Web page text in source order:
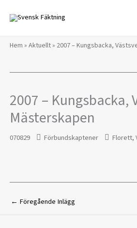
innehåll
Hem » Aktuellt» 2007 – Kungsbacka,
2007 – Kungsbacka,
Mästerskapen
070829 Förbundskaptener Florett,
← Föregående Inlägg